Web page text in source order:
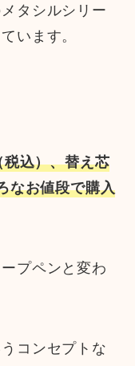
タシルシリー
います。
税込）、替え芯
なお値段で購入
プペンと変わ
コンセプトな